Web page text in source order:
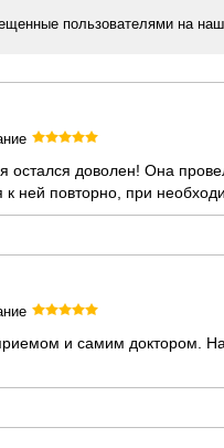
пользователями на
доволен! Она
к ней повторно, при
и самим доктором.